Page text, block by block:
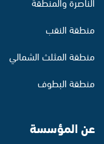
منطقة النقب
منطقة المثلث الشمالي
منطقة البطوف
عن المؤسسة